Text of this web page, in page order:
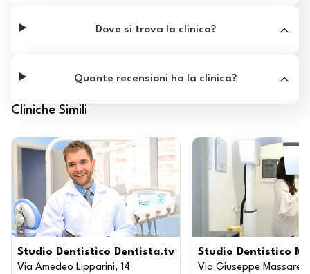
Dove si trova la clinica?
Quante recensioni ha la clinica?
Cliniche Simili
Studio Dentistico Dentista.tv
Via Amedeo Lipparini, 14
Studio Dentistico
Via Giuseppe